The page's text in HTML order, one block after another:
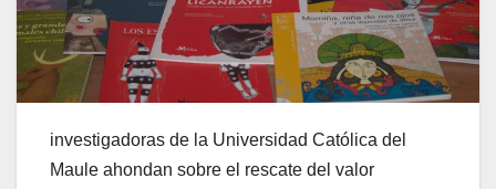
investigadoras de la Universidad Católica del
Maule ahondan sobre el rescate del valor